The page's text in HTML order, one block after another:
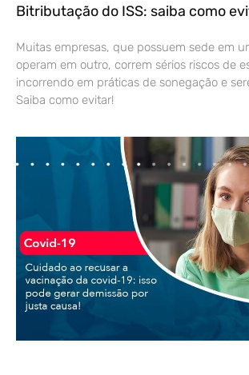
Bitributação do ISS: saiba como
Muitas empresas, que possuem sede em
operam em outro, correm sérios riscos de
incorrendo em práticas de sonegação e
Saiba como evitar!